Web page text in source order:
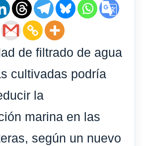
de filtrado de agua
cultivadas podría
la
marina en las
según un nuevo